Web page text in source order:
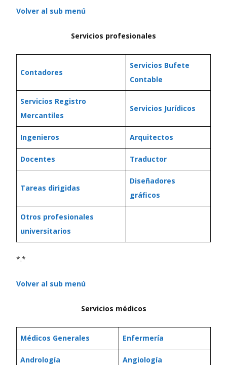
Volver al sub menú
Servicios profesionales
Contadores
Servicios Bufete
Contable
Servicios Registro
Mercantiles
Servicios Jurídicos
Ingenieros Arquitectos
Docentes Traductor
Tareas dirigidas
Diseñadores
gráficos
Otros profesionales
universitarios
*.*
Volver al sub menú
Servicios médicos
Médicos Generales Enfermería
Andrología Angiología